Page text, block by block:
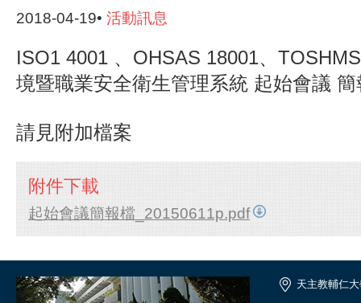
2018-04-19• 活動訊息
ISO1 4001 、OHSAS 18001、
境暨職業安全衛生管理系統 起始會議 簡
請見附加檔案
附件下載
起始會議簡報檔_20150611p.pdf
天主教輔仁